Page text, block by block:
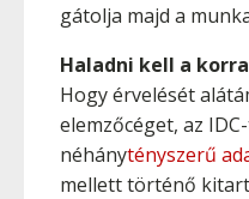
gátolja majd a
Haladni kell a
Hogy érvelését
elemzőcéget, az
néhánytényszerű
mellett történő